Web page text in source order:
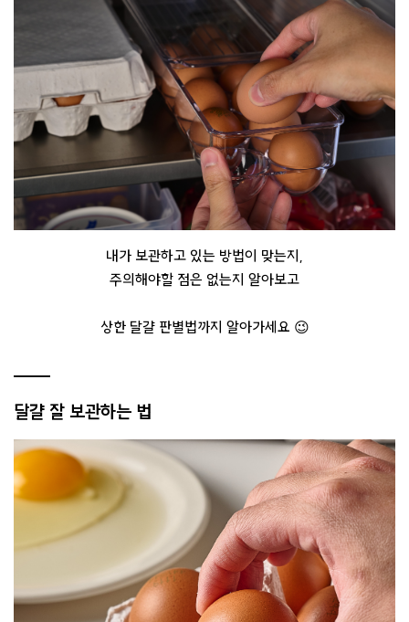
내가 보관하고 있는 방법이 맞는지,
주의해야할 점은 없는지 알아보고
상한 달걀 판별법까지 알아가세요 😉
달걀 잘 보관하는 법